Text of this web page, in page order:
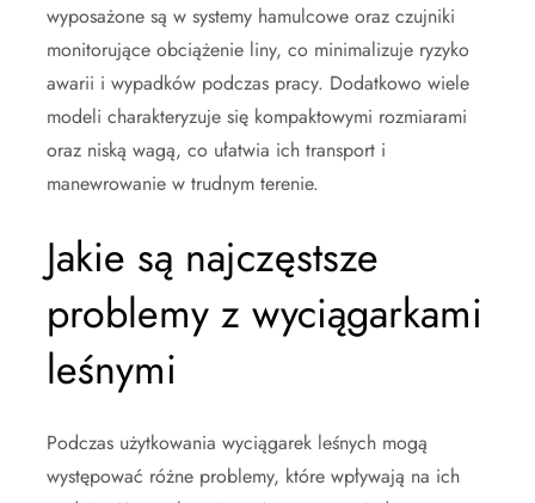
wyposażone są w systemy hamulcowe oraz czujniki
monitorujące obciążenie liny, co minimalizuje ryzyko
awarii i wypadków podczas pracy. Dodatkowo wiele
modeli charakteryzuje się kompaktowymi rozmiarami
oraz niską wagą, co ułatwia ich transport i
manewrowanie w trudnym terenie.
Jakie są najczęstsze
problemy z wyciągarkami
leśnymi
Podczas użytkowania wyciągarek leśnych mogą
występować różne problemy, które wpływają na ich